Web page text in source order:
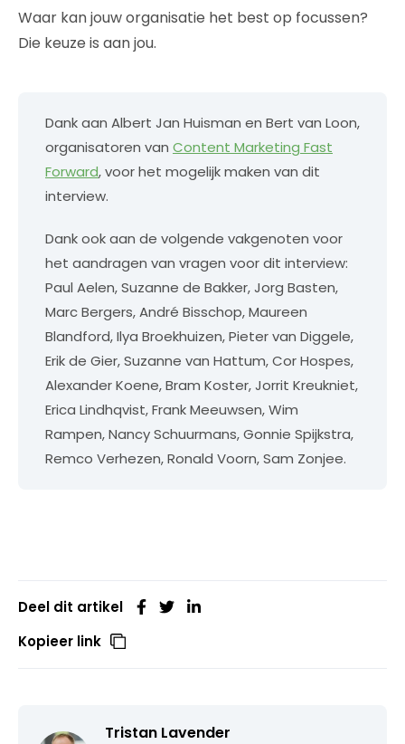
Waar kan jouw organisatie het best op focussen?
Die keuze is aan jou.
Dank aan Albert Jan Huisman en Bert van Loon,
organisatoren van Content Marketing Fast
Forward, voor het mogelijk maken van dit
interview.
Dank ook aan de volgende vakgenoten voor
het aandragen van vragen voor dit interview:
Paul Aelen, Suzanne de Bakker, Jorg Basten,
Marc Bergers, André Bisschop, Maureen
Blandford, Ilya Broekhuizen, Pieter van Diggele,
Erik de Gier, Suzanne van Hattum, Cor Hospes,
Alexander Koene, Bram Koster, Jorrit Kreukniet,
Erica Lindhqvist, Frank Meeuwsen, Wim
Rampen, Nancy Schuurmans, Gonnie Spijkstra,
Remco Verhezen, Ronald Voorn, Sam Zonjee.
Deel dit artikel
Kopieer link
Tristan Lavender